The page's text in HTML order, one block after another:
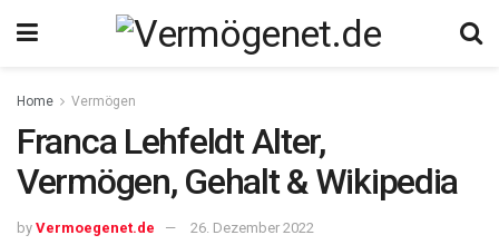
Home Vermögen
Franca Lehfeldt Alter,
Vermögen, Gehalt & Wikipedia
by Vermoegenet.de 26. Dezember 2022